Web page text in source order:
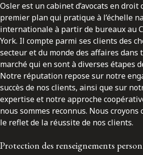
Osler est un cabinet d’avocats en droit
premier plan qui pratique à l’échelle
internationale à partir de bureaux au
York. Il compte parmi ses clients des
secteur et du monde des affaires dans
marché qui en sont à diverses étapes
Notre réputation repose sur notre
succès de nos clients, ainsi que sur
expertise et notre approche
nous sommes reconnus. Nous croyons
le reflet de la réussite de nos clients.
Protection des renseignements